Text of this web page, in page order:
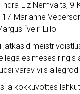
Liz Nemvalts,
17-Marianne
“veli” Lillo
jätkasid
esimeses
värav viis
ja kokkuvõttes